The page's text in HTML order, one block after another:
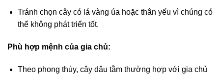
Tránh chọn cây có lá vàng úa hoặc thân yếu vì chúng có
thể không phát triển tốt.
Phù hợp mệnh của gia chủ:
Theo phong thủy, cây dâu tằm thường hợp với gia chủ